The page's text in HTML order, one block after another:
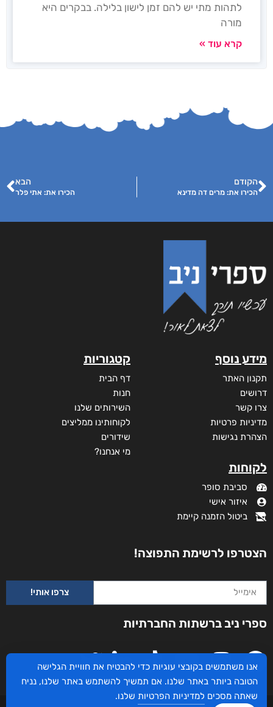
לתהות מתי יש להם זמן לישון בלילה. בבקרים היא
מורה
קרא עוד »
הקודם
הכירו את: מרים דה מדינא
הבא
הכירו את: אתי פלר
מידע נוסף
תקנון האתר
דרושים
צרו קשר
מדיניות פרטיות
הצהרת נגישות
לקוחות
סביבת סופר
איזור אישי
ביטול הזמנה קיימת
קטגוריות
דף הבית
חנות
השירותים שלנו
לקוחותינו ממליצים
שידורים
מי אנחנו?
הצטרפו לרשימת התפוצה!
צרפו אותי!
ספרי ניב ברשתות החברתיות
אנו משתמשים בקובצי עוגיות כדי להבטיח את חוויית הגלישה
הטובה ביותר באתר שלנו. אם תמשיך להשתמש באתר שלנו, נניח
שאתה מסכים למדיניות הפרטיות שלנו.